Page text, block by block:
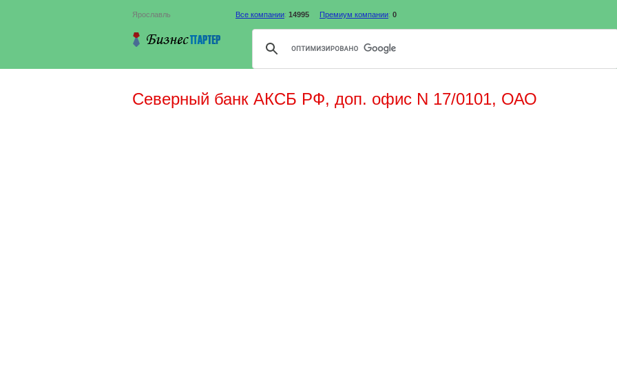
Ярославль Все компании: 14995 Премиум компании: 0
Северный банк АКСБ РФ, доп. офис N 17/0101, ОАО